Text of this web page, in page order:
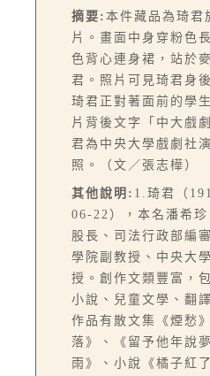
摘要: 本件藏品為琦君
片。畫面中身穿粉色
色背心連身裙，站於
君。照片可見琦君身
琦君正對著面前的學
片背後文字「中大戲
君為中央大學戲劇社
照。（文／張志樺）
其他說明: 1.琦君（
06-22），本名潘希
股長、司法行政部編
學院副教授、中央大
授。創作文類豐富，
小說、兒童文學、翻
作品有散文集《煙愁
落》、《留予他年說
雨》、小說《橘子紅